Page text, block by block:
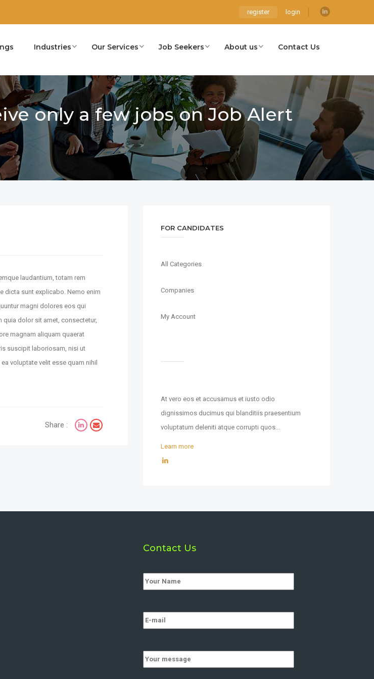
register login
Industries Our Services Job Seekers About us Contact Us
only a few jobs on Job Alert
laudantium, totam rem
dicta sunt explicabo. Nemo enim
magni dolores eos qui
dolor sit amet, consectetur,
magnam aliquam quaerat
suscipit laboriosam, nisi ut
voluptate velit esse quam nihil
Share :
FOR CANDIDATES
All Categories
Companies
My Account
At vero eos et accusamus et iusto odio
dignissimos ducimus qui blanditiis praesentium
voluptatum deleniti atque corrupti quos...
Learn more
Contact Us